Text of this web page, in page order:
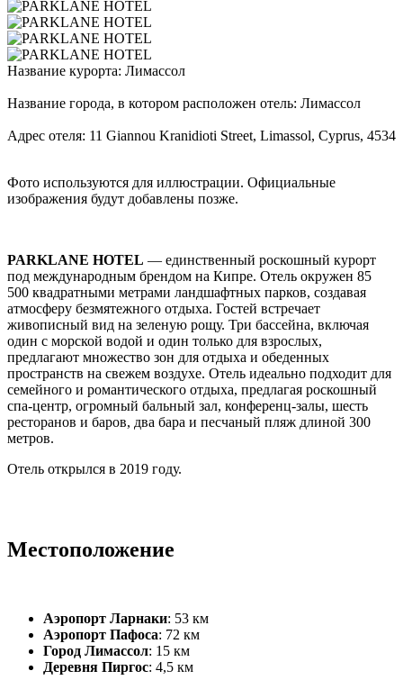
Название курорта: Лимассол
Название города, в котором расположен отель: Лимассол
Адрес отеля: 11 Giannou Kranidioti Street, Limassol, Cyprus, 4534
Фото используются для иллюстрации. Официальные
изображения будут добавлены позже.
PARKLANE HOTEL — единственный роскошный курорт
под международным брендом на Кипре. Отель окружен 85
500 квадратными метрами ландшафтных парков, создавая
атмосферу безмятежного отдыха. Гостей встречает
живописный вид на зеленую рощу. Три бассейна, включая
один с морской водой и один только для взрослых,
предлагают множество зон для отдыха и обеденных
пространств на свежем воздухе. Отель идеально подходит для
семейного и романтического отдыха, предлагая роскошный
спа-центр, огромный бальный зал, конференц-залы, шесть
ресторанов и баров, два бара и песчаный пляж длиной 300
метров.
Отель открылся в 2019 году.
Местоположение
Аэропорт Ларнаки: 53 км
Аэропорт Пафоса: 72 км
Город Лимассол: 15 км
Деревня Пиргос: 4,5 км